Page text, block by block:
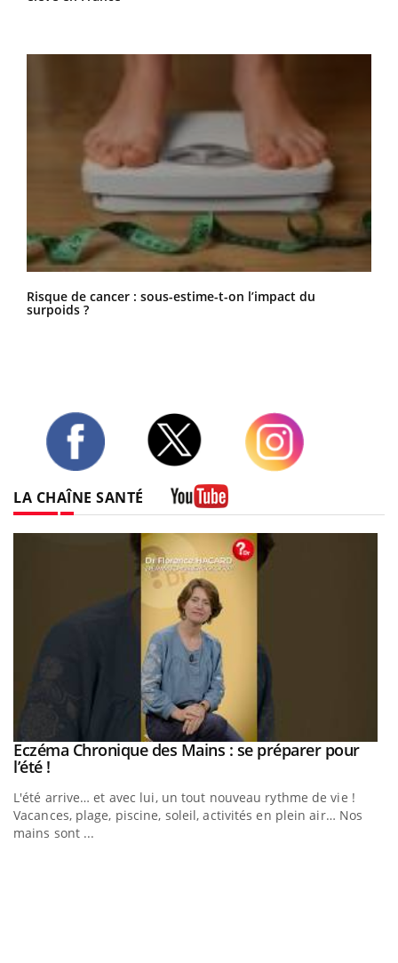
Risque de cancer : sous-estime-t-on l’impact du
surpoids ?
LA CHAÎNE SANTÉ
Youtube
Eczéma Chronique des Mains : se préparer pour
l’été !Youtube
L'été arrive… et avec lui, un tout nouveau rythme de vie !
Vacances, plage, piscine, soleil, activités en plein air… Nos
mains sont ...